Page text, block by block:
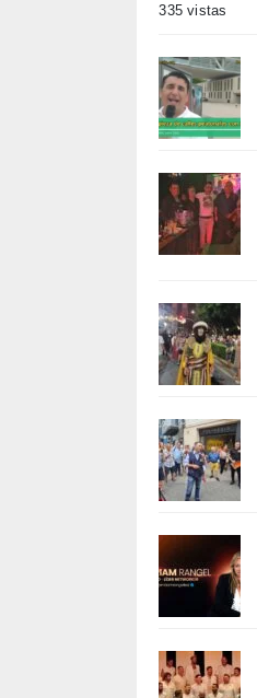
335 vistas